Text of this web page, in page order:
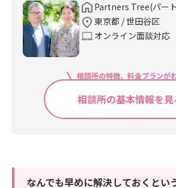
Partners Tree(パー
東京都 / 世田谷区
オンライン面談対応
相談所の特徴、料金プランが
相談所の基本情報を見
なんでも早めに解決しておくとい